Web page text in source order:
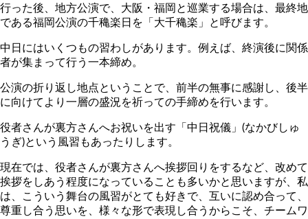
行った後、地方公演で、大阪・福岡と巡業する場合は、最終地
である福岡公演の千穐楽日を「大千穐楽」と呼びます。
中日にはいくつもの習わしがあります。例えば、終演後に関係
者が集まって行う一本締め。
公演の折り返し地点ということで、前半の無事に感謝し、後半
に向けてより一層の盛況を祈っての手締めを行います。
役者さんが裏方さんへお祝いを出す「中日祝儀」(なかびしゅ
うぎ)という風習もあったりします。
現在では、役者さんが裏方さんへ挨拶回りをするなど、改めて
挨拶をしあう程度になっていることも多いかと思いますが、私
は、こういう舞台の風習がとても好きで、互いに認め合って、
尊重し合う思いを、様々な形で表現し合うからこそ、チームワ